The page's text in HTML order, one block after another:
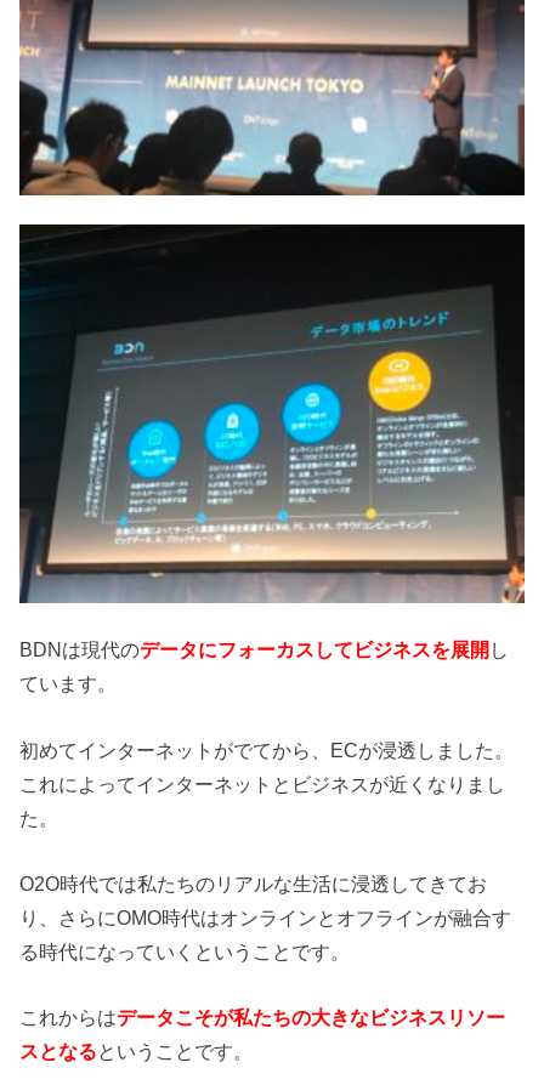
BDNは現代のデータにフォーカスしてビジネスを展開 し
ています。
初めてインターネットがでてから、ECが浸透しました。
これによってインターネットとビジネスが近くなりまし
た。
O2O時代では私たちのリアルな生活に浸透してきてお
り、さらにOMO時代はオンラインとオフラインが融合す
る時代になっていくということです。
これからはデータこそが私たちの大きなビジネスリソー
スとなるということです。